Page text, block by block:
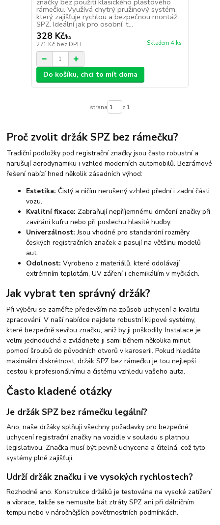
značky bez použití klasického plastového
rámečku. Využívá chytrý pružinový systém,
který zajišťuje rychlou a bezpečnou montáž
SPZ. Ideální jak pro osobní, t...
328 Kč/ks
271 Kč bez DPH Skladem 4 ks
Do košíku, chci to mít doma
strana z 1
Proč zvolit držák SPZ bez rámečku?
Tradiční podložky pod registrační značky jsou často robustní a
narušují aerodynamiku i vzhled moderních automobilů. Bezrámové
řešení nabízí hned několik zásadních výhod:
Estetika: Čistý a ničím nerušený vzhled přední i zadní části
vozu.
Kvalitní fixace: Zabraňují nepříjemnému drnčení značky při
zavírání kufru nebo při poslechu hlasité hudby.
Univerzálnost: Jsou vhodné pro standardní rozměry
českých registračních značek a pasují na většinu modelů
aut.
Odolnost: Vyrobeno z materiálů, které odolávají
extrémním teplotám, UV záření i chemikáliím v myčkách.
Jak vybrat ten správný držák?
Při výběru se zaměřte především na způsob uchycení a kvalitu
zpracování. V naší nabídce najdete robustní klipové systémy,
které bezpečně sevřou značku, aniž by ji poškodily. Instalace je
velmi jednoduchá a zvládnete ji sami během několika minut
pomocí šroubů do původních otvorů v karoserii. Pokud hledáte
maximální diskrétnost, držák SPZ bez rámečku je tou nejlepší
cestou k profesionálnímu a čistému vzhledu vašeho auta.
Často kladené otázky
Je držák SPZ bez rámečku legální?
Ano, naše držáky splňují všechny požadavky pro bezpečné
uchycení registrační značky na vozidle v souladu s platnou
legislativou. Značka musí být pevně uchycena a čitelná, což tyto
systémy plně zajišťují.
Udrží držák značku i ve vysokých rychlostech?
Rozhodně ano. Konstrukce držáků je testována na vysoké zatížení
a vibrace, takže se nemusíte bát ztráty SPZ ani při dálničním
tempu nebo v náročnějších povětrnostních podmínkách.